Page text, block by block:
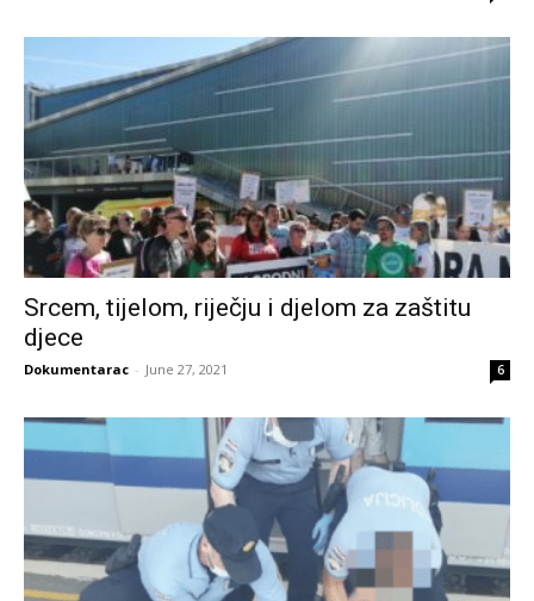
Srcem, tijelom, riječju i djelom za zaštitu
djece
Dokumentarac - June 27, 2021 6